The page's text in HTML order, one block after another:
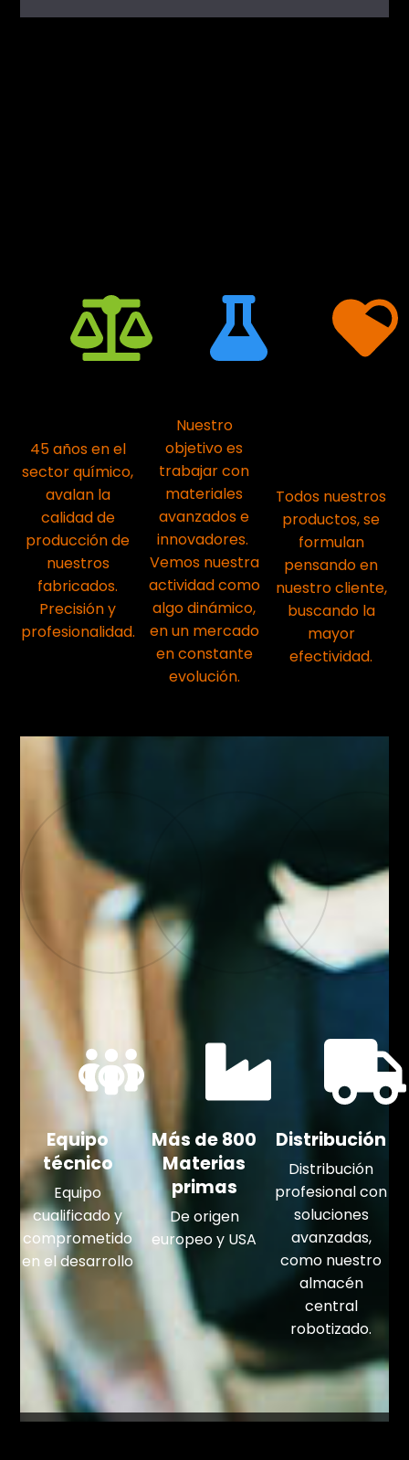
45 años en el
sector químico,
avalan la
calidad de
producción de
nuestros
fabricados.
Precisión y
profesionalidad.
Nuestro
objetivo es
trabajar con
materiales
avanzados e
innovadores.
Vemos nuestra
actividad como
algo dinámico,
en un mercado
en constante
evolución.
Todos nuestros
productos, se
formulan
pensando en
nuestro cliente,
buscando la
mayor
efectividad.
Equipo
técnico
Equipo
cualificado y
comprometido
en el desarrollo
Más de 800
Materias
primas
De origen
europeo y USA
Distribución
Distribución
profesional con
soluciones
avanzadas,
como nuestro
almacén
central
robotizado.